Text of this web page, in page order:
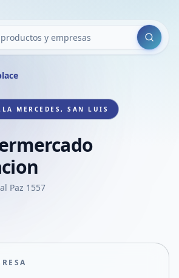
Buscar
MERCEDES, SAN LUIS
Paz 1557